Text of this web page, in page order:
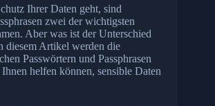
Ihrer Daten geht, sind
zwei der wichtigsten
Aber was ist der Unterschied
diesem Artikel werden die
Passwörtern und Passphrasen
helfen können, sensible Daten